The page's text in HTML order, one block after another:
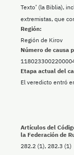
Región:
Región de Kirov
Texto’ (la Biblia),
extremistas, que
Número de causa
Etapa actual del
El veredicto entró
Artículos del
la Federación de
282.2 (1), 282.3 (1)